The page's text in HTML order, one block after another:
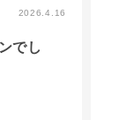
2026.4.16
でし